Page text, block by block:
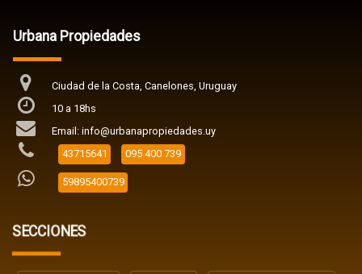
Urbana Propiedades
Ciudad de la Costa, Canelones, Uruguay
10 a 18hs
Email: info@urbanapropiedades.uy
43715641
095 400 739
59895400739
SECCIONES